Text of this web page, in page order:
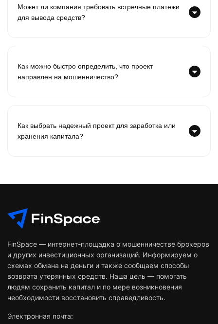
Может ли компания требовать встречные платежи
для вывода средств?
Как можно быстро определить, что проект
направлен на мошенничество?
Как выбрать надежный проект для заработка или
хранения капитала?
FinSpace — интернет-площадка о мошенничестве брокеров
и других инвестиционных организаций. Информируем о
схемах обмана на деньги и также сообщаем способы
возврата утерянных средств. Наша цель — помогать
людям сохранить капитал и по мере возникновения
необходимости восстановить справедливость.
Электронная почта: